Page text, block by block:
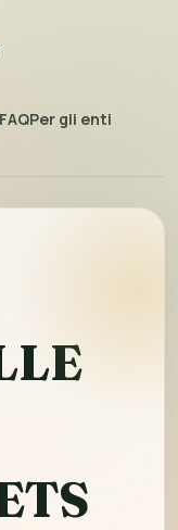
FAQPer gli enti